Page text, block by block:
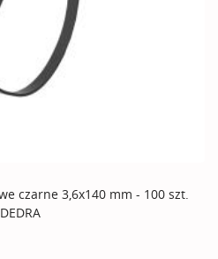
czarne 3,6x140 mm - 100 szt.
DEDRA